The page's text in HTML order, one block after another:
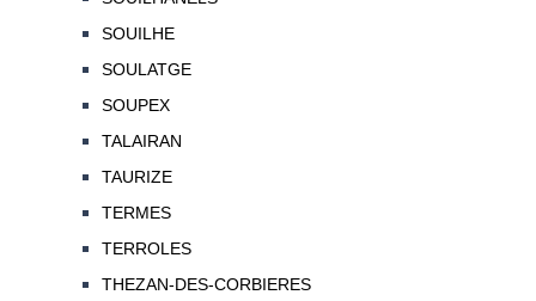
SOUILHE
SOULATGE
SOUPEX
TALAIRAN
TAURIZE
TERMES
TERROLES
THEZAN-DES-CORBIERES